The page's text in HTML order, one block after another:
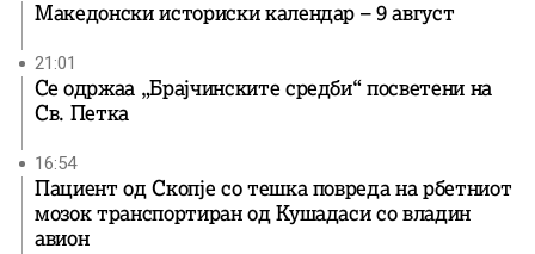
Македонски историски календар – 9 август
21:01
Се одржаа „Брајчинските средби“ посветени на
Св. Петка
16:54
Пациент од Скопје со тешка повреда на рбетниот
мозок транспортиран од Кушадаси со владин
авион